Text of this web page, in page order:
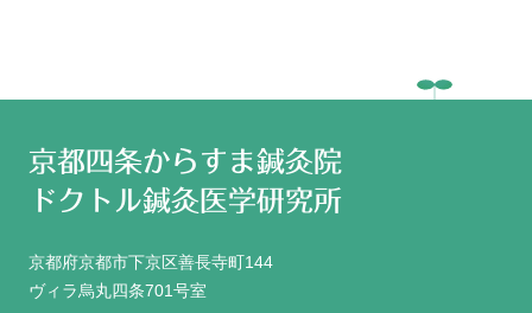
京都四条からすま鍼灸院
ドクトル鍼灸医学研究所
京都府京都市下京区善長寺町144
ヴィラ烏丸四条701号室